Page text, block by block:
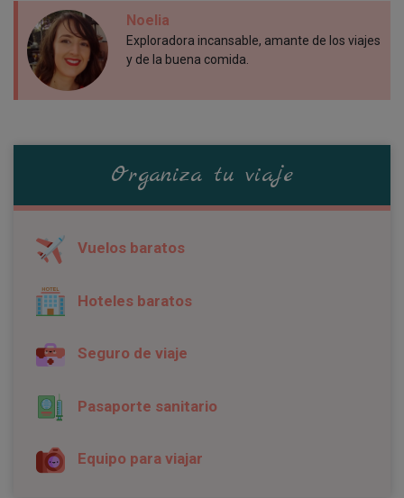
Noelia
Exploradora incansable, amante de los viajes
y de la buena comida.
Organiza tu viaje
Vuelos baratos
Hoteles baratos
Seguro de viaje
Pasaporte sanitario
Equipo para viajar